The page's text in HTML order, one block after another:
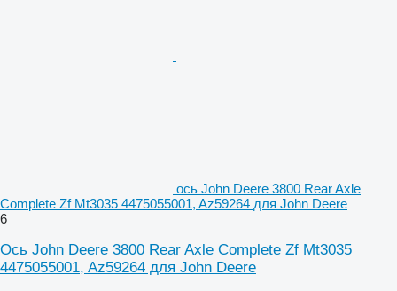
ось John Deere 3800 Rear Axle
Complete Zf Mt3035 4475055001, Az59264 для John Deere
6
Ось John Deere 3800 Rear Axle Complete Zf Mt3035
4475055001, Az59264 для John Deere